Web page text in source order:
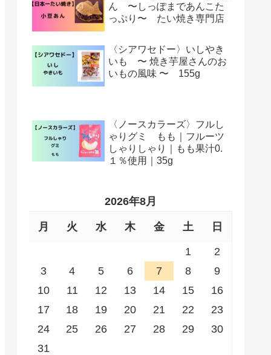
ん 〜しっぽまであんこた
っぷり〜 たい焼き専門店
〈シアワセドー〉いしやき
いも 〜 焼き芋屋さんのお
いもの風味 〜 155g
〈ノースカラーズ〉フルし
ゃりグミ もも｜フルーツ
しゃりしゃり｜もも果汁0.
１％使用｜35g
2026年8月
月 火 水 木 金 土 日
1
2
3
4 5 6 7 8
9
10
11 12 13 14 15
16
17
18 19 20 21 22
23
24
25 26 27 28 29
30
31